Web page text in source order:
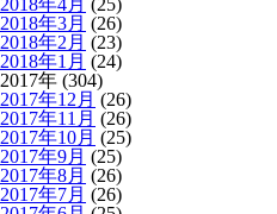
2018年4月 (25)
2018年3月 (26)
2018年2月 (23)
2018年1月 (24)
2017年 (304)
2017年12月 (26)
2017年11月 (26)
2017年10月 (25)
2017年9月 (25)
2017年8月 (26)
2017年7月 (26)